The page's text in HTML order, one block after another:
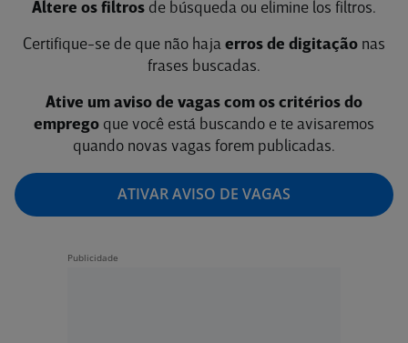
Altere os filtros de búsqueda ou elimine los filtros.
Certifique-se de que não haja erros de digitação nas
frases buscadas.
Ative um aviso de vagas com os critérios do
emprego que você está buscando e te avisaremos
quando novas vagas forem publicadas.
ATIVAR AVISO DE VAGAS